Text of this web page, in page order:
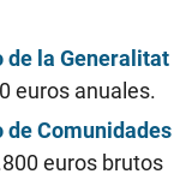
de la Generalitat
euros anuales.
Comunidades
euros brutos